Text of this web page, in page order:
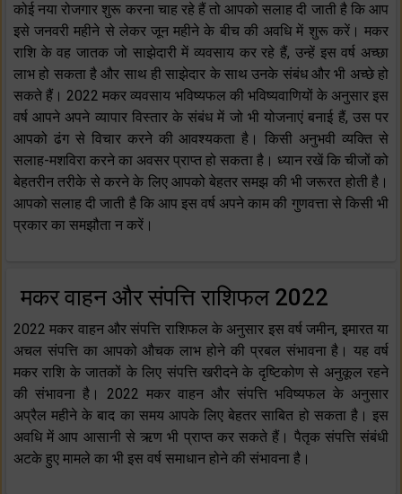
कोई नया रोजगार शुरू करना चाह रहे हैं तो आपको सलाह दी जाती है कि आप
इसे जनवरी महीने से लेकर जून महीने के बीच की अवधि में शुरू करें। मकर
राशि के वह जातक जो साझेदारी में व्यवसाय कर रहे हैं, उन्हें इस वर्ष अच्छा
लाभ हो सकता है और साथ ही साझेदार के साथ उनके संबंध और भी अच्छे हो
सकते हैं। 2022 मकर व्यवसाय भविष्यफल की भविष्यवाणियों के अनुसार इस
वर्ष आपने अपने व्यापार विस्तार के संबंध में जो भी योजनाएं बनाई हैं, उस पर
आपको ढंग से विचार करने की आवश्यकता है। किसी अनुभवी व्यक्ति से
सलाह-मशविरा करने का अवसर प्राप्त हो सकता है। ध्यान रखें कि चीजों को
बेहतरीन तरीके से करने के लिए आपको बेहतर समझ की भी जरूरत होती है।
आपको सलाह दी जाती है कि आप इस वर्ष अपने काम की गुणवत्ता से किसी भी
प्रकार का समझौता न करें।
मकर वाहन और संपत्ति राशिफल 2022
2022 मकर वाहन और संपत्ति राशिफल के अनुसार इस वर्ष जमीन, इमारत या
अचल संपत्ति का आपको औचक लाभ होने की प्रबल संभावना है। यह वर्ष
मकर राशि के जातकों के लिए संपत्ति खरीदने के दृष्टिकोण से अनुकूल रहने
की संभावना है। 2022 मकर वाहन और संपत्ति भविष्यफल के अनुसार
अप्रैल महीने के बाद का समय आपके लिए बेहतर साबित हो सकता है। इस
अवधि में आप आसानी से ऋण भी प्राप्त कर सकते हैं। पैतृक संपत्ति संबंधी
अटके हुए मामले का भी इस वर्ष समाधान होने की संभावना है।